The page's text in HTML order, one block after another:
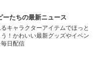
ーたちの最新ニュース
キャラクターアイテムでほっと
！かわいい最新グッズやイベン
毎日配信